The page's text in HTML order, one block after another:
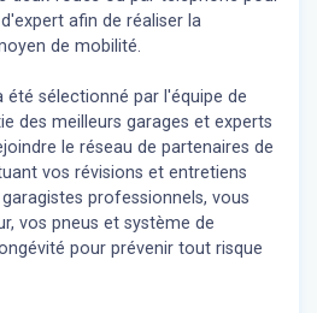
afin de réaliser la
de mobilité.
été sélectionné par l'équipe de
des meilleurs garages et experts
le réseau de partenaires de
vos révisions et entretiens
professionnels, vous
vos pneus et système de
pour prévenir tout risque